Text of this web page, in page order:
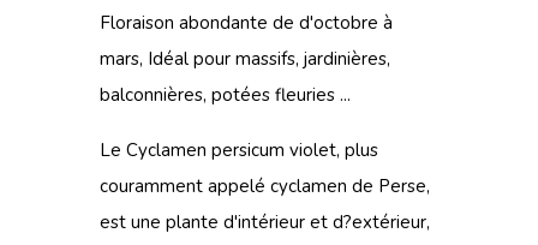
Floraison abondante de d'octobre à
mars, Idéal pour massifs, jardinières,
balconnières, potées fleuries ...
Le Cyclamen persicum violet, plus
couramment appelé cyclamen de Perse,
est une plante d'intérieur et d?extérieur,